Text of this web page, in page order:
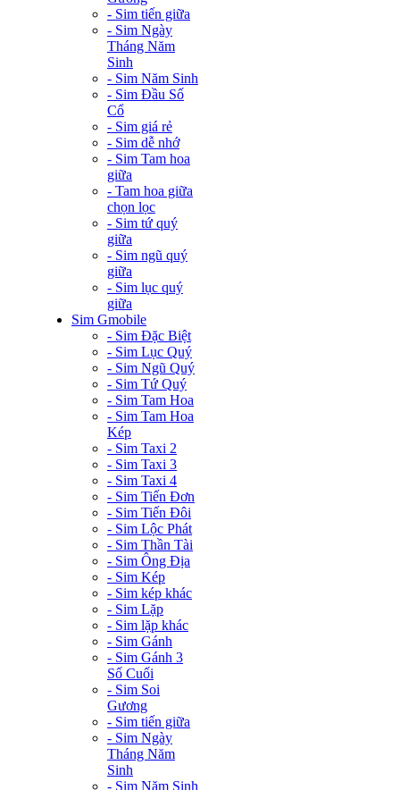
- Sim tiến giữa
- Sim Ngày
Tháng Năm
Sinh
- Sim Năm Sinh
- Sim Đầu Số
Cổ
- Sim giá rẻ
- Sim dễ nhớ
- Sim Tam hoa
giữa
- Tam hoa giữa
chọn lọc
- Sim tứ quý
giữa
- Sim ngũ quý
giữa
- Sim lục quý
giữa
Sim Gmobile
- Sim Đặc Biệt
- Sim Lục Quý
- Sim Ngũ Quý
- Sim Tứ Quý
- Sim Tam Hoa
- Sim Tam Hoa
Kép
- Sim Taxi 2
- Sim Taxi 3
- Sim Taxi 4
- Sim Tiến Đơn
- Sim Tiến Đôi
- Sim Lộc Phát
- Sim Thần Tài
- Sim Ông Địa
- Sim Kép
- Sim kép khác
- Sim Lặp
- Sim lặp khác
- Sim Gánh
- Sim Gánh 3
Số Cuối
- Sim Soi
Gương
- Sim tiến giữa
- Sim Ngày
Tháng Năm
Sinh
- Sim Năm Sinh